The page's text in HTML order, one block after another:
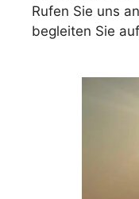
Rufen Sie uns
begleiten Sie